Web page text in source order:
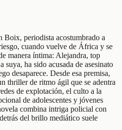
Boix, periodista acostumbrado a
cuando vuelve de África y se
manera íntima: Alejandra, top
suya, ha sido acusada de asesinato
desaparece. Desde esa premisa,
thriller de ritmo ágil que se adentra
de explotación, el culto a la
de adolescentes y jóvenes
combina intriga policial con
del brillo mediático suele